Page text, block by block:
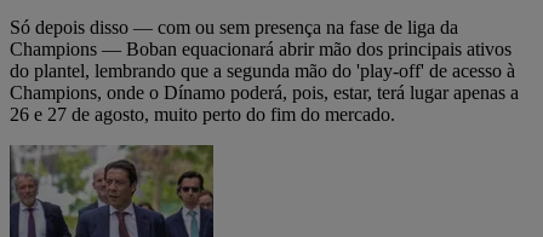
Só depois disso — com ou sem presença na fase de liga da
Champions — Boban equacionará abrir mão dos principais ativos
do plantel, lembrando que a segunda mão do 'play-off' de acesso à
Champions, onde o Dínamo poderá, pois, estar, terá lugar apenas a
26 e 27 de agosto, muito perto do fim do mercado.